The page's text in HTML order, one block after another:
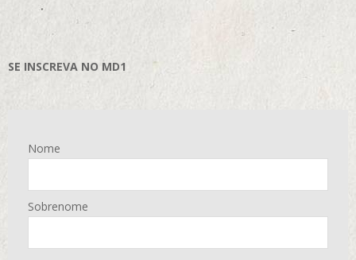
SE INSCREVA NO MD1
Nome
Sobrenome